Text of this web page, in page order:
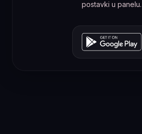
postavki u panelu.